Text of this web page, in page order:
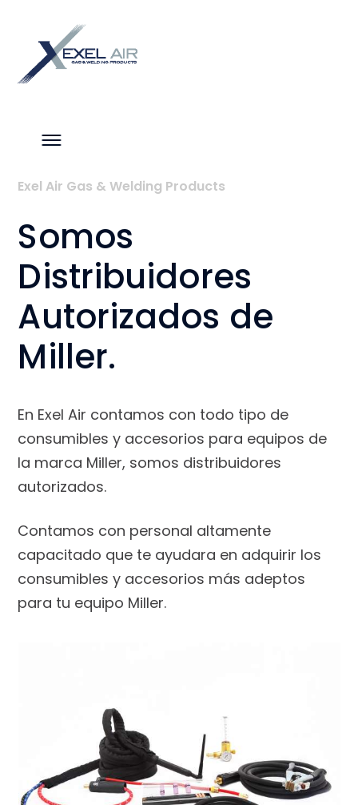
Exel Air Gas & Welding Products
Somos
Distribuidores
Autorizados de
Miller.
En Exel Air contamos con todo tipo de
consumibles y accesorios para equipos de
la marca Miller, somos distribuidores
autorizados.
Contamos con personal altamente
capacitado que te ayudara en adquirir los
consumibles y accesorios más adeptos
para tu equipo Miller.